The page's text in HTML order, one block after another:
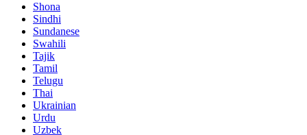
Shona
Sindhi
Sundanese
Swahili
Tajik
Tamil
Telugu
Thai
Ukrainian
Urdu
Uzbek